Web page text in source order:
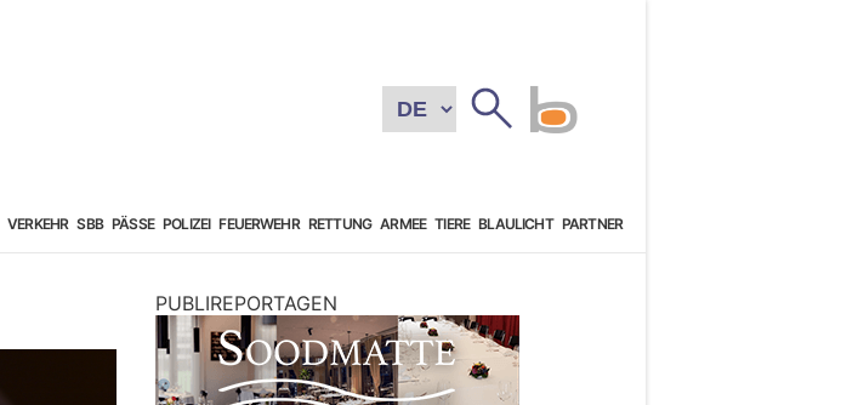
VERKEHR SBB PÄSSE POLIZEI FEUERWEHR RETTUNG ARMEE TIERE BLAULICHT PARTNER
PUBLIREPORTAGEN